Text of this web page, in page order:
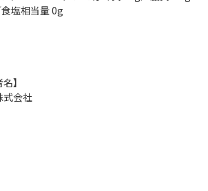
塩相当量 0g
】
式会社